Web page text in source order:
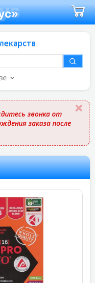
звонка от
заказа после